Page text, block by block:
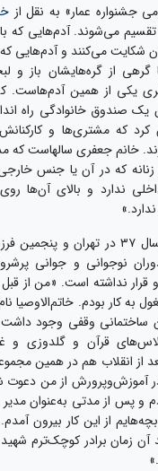
جشنواره عمار» به نقل از
می‌شوند. آدم‌هایی که
شکایت می‌کنند و آدم‌هایی
از گره‌هایشان باز و
یکی از همین
یک صندوق خانوادگی راه
که مشتری‌ها و
خانم جعفری سالهاست که
که در آن یا جنس خارجی
ندارد و بالای آن‌ها
«اکرم جعفری» متولد سال ۳۷ در
نوجوانی و جوانی
نداشته است. «من از
به کار بودم. خاتم‌الاوصیا
ساختمانی وقفی وجود
قرآن و گلدوزی و
از انقلاب هم در همین
آموزش‌وپرورش از من دعوت
و پس از مدتی به‌عنوان
از این کار بیرون
آن زمان برادر کوچک‌ترم